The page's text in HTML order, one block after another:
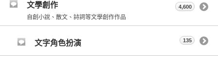
文學創作
自創小說、散文、詩詞等文學創作作品
4,600
文字角色扮演 135